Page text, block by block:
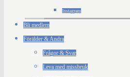
Instagram
Bli medlem
Förälder & Andra
Frågor & Svar
Leva med missbruk